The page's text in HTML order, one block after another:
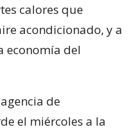
calores que
acondicionado, y a
economía del
de
el miércoles a la